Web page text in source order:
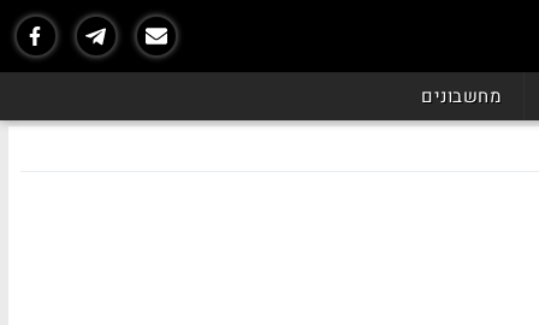
מחשבונים